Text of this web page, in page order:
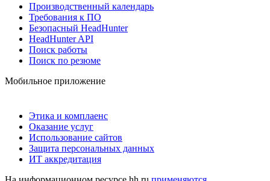
Производственный календарь
Требования к ПО
Безопасный HeadHunter
HeadHunter API
Поиск работы
Поиск по резюме
Мобильное приложение
Этика и комплаенс
Оказание услуг
Использование сайтов
Защита персональных данных
ИТ аккредитация